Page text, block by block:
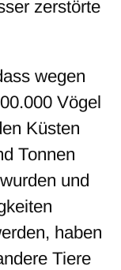
zerstörte
wegen
Vögel
Küsten
Tonnen
und
haben
Tiere